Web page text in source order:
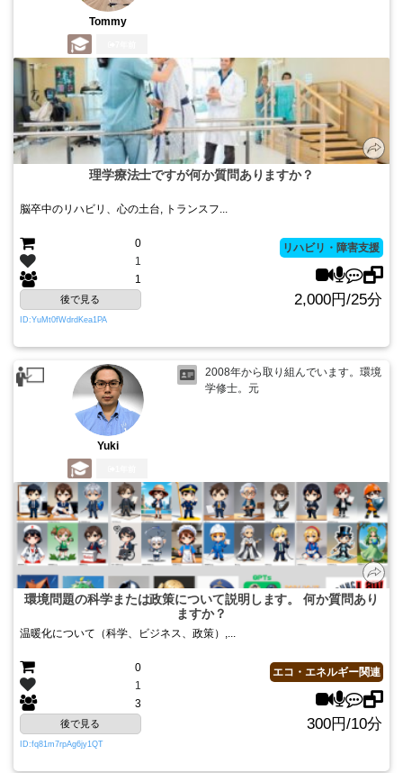
Tommy
理学療法士ですが何か質問ありますか？
脳卒中のリハビリ、心の土台, トランスフ...
0
1
1
リハビリ・障害支援
後で見る 2,000円/25分
ID:YuMt0fWdrdKea1PA
Yuki
2008年から取り組んでいます。環境
学修士。元
環境問題の科学または政策について説明します。 何か質問あり
ますか？
温暖化について（科学、ビジネス、政策）,...
0
1
3
エコ・エネルギー関連
後で見る 300円/10分
ID:fq81m7rpAg6jy1QT